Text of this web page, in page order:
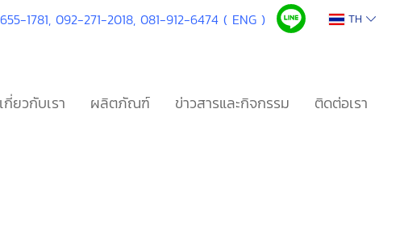
1781, 092-271-2018, 081-912-6474 ( ENG ) TH
เกี่ยวกับเรา ผลิตภัณฑ์ ข่าวสารและกิจกรรม ติดต่อเรา